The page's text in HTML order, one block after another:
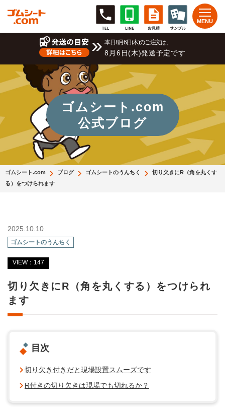
本日8月6日(木)のご注文は、
8月6日(木)発送予定です
ゴムシート.com
公式ブログ
ゴムシート.com ブログ ゴムシートのうんちく
切り欠きにR（角を丸くす
る）をつけられます
2025.10.10
ゴムシートのうんちく
VIEW：147
切り欠きにR（角を丸くする）をつけられ
ます
目次
切り欠き付きだと現場設置スムーズです
R付きの切り欠きは現場でも切れるか？